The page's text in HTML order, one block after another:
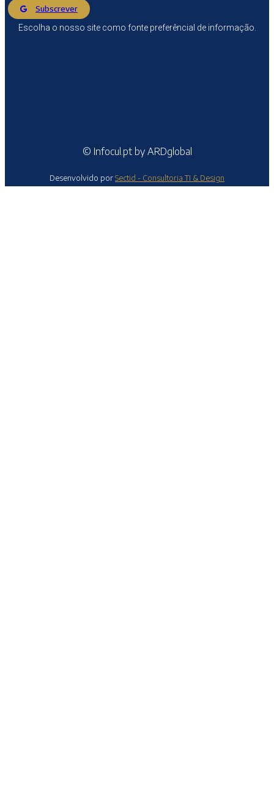
Subscrever
Escolha o nosso site como fonte preferêncial de informação.
© Infocul.pt by ARDglobal
Desenvolvido porSectid - Consultoria TI & Design